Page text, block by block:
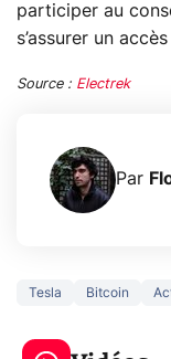
participer au
s’assurer un
Source : Electrek
Par
Tesla Bitcoin
3 écrans
319€ ?